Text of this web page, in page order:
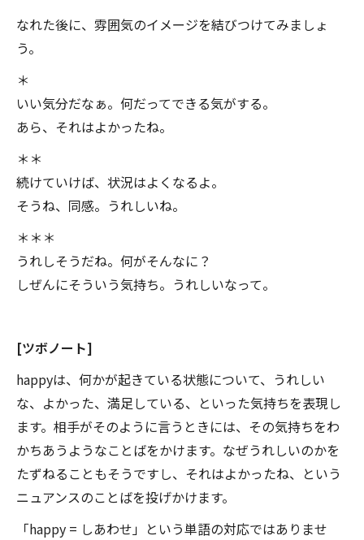
なれた後に、雰囲気のイメージを結びつけてみましょ
う。
＊
いい気分だなぁ。何だってできる気がする。
あら、それはよかったね。
＊＊
続けていけば、状況はよくなるよ。
そうね、同感。うれしいね。
＊＊＊
うれしそうだね。何がそんなに？
しぜんにそういう気持ち。うれしいなって。
[ツボノート]
happyは、何かが起きている状態について、うれしい
な、よかった、満足している、といった気持ちを表現し
ます。相手がそのように言うときには、その気持ちをわ
かちあうようなことばをかけます。なぜうれしいのかを
たずねることもそうですし、それはよかったね、という
ニュアンスのことばを投げかけます。
「happy = しあわせ」という単語の対応ではありませ